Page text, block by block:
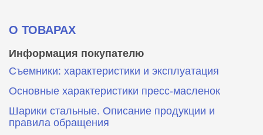
О ТОВАРАХ
Информация покупателю
Съемники: характеристики и эксплуатация
Основные характеристики пресс‑масленок
Шарики стальные. Описание продукции и
правила обращения